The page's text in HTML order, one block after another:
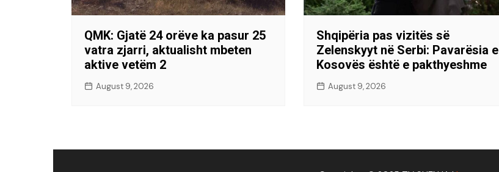
QMK: Gjatë 24 orëve ka pasur 25
vatra zjarri, aktualisht mbeten
aktive vetëm 2
August 9, 2026
Shqipëria pas vizitës së
Zelenskyyt në Serbi: Pavarësia e
Kosovës është e pakthyeshme
August 9, 2026